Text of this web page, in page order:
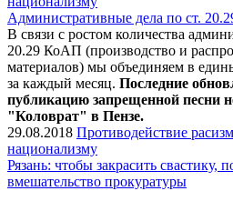
Административные дела по ст.
В связи с ростом количества
20.29 КоАП (производство и
материалов) мы объединяем в
за каждый месяц. Последние
публикацию запрещенной песни
"Коловрат" в Пензе.
29.08.2018 Противодействие
национализму
Рязань: чтобы закрасить свастику,
вмешательство прокуратуры